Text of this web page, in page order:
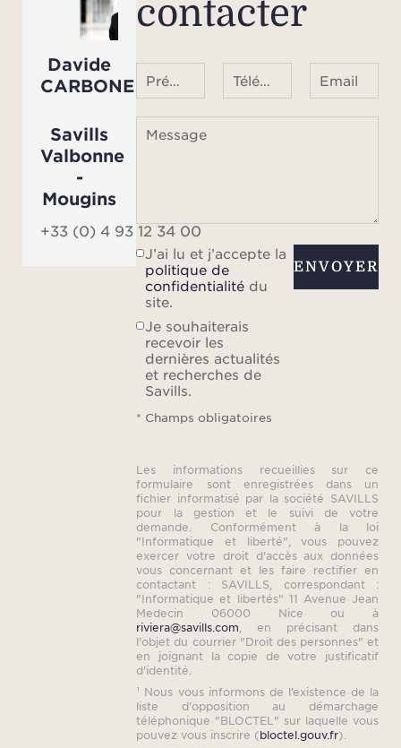
Davide
CARBONE
Savills
Valbonne
-
Mougins
+33 (0) 4 93 12 34 00
contacter
Email
Message
J’ai lu et j’accepte la
politique de
confidentialité du
site.
Je souhaiterais
recevoir les
dernières actualités
et recherches de
Savills.
* Champs obligatoires
ENVOYER
Les informations recueillies sur ce
formulaire sont enregistrées dans un
fichier informatisé par la société SAVILLS
pour la gestion et le suivi de votre
demande. Conformément à la loi
"Informatique et liberté", vous pouvez
exercer votre droit d'accès aux données
vous concernant et les faire rectifier en
contactant : SAVILLS, correspondant :
"Informatique et libertés" 11 Avenue Jean
Medecin 06000 Nice ou à
riviera@savills.com , en précisant dans
l'objet du courrier "Droit des personnes" et
en joignant la copie de votre justificatif
d'identité.
¹ Nous vous informons de l’existence de la
liste d'opposition au démarchage
téléphonique "BLOCTEL" sur laquelle vous
pouvez vous inscrire (bloctel.gouv.fr).